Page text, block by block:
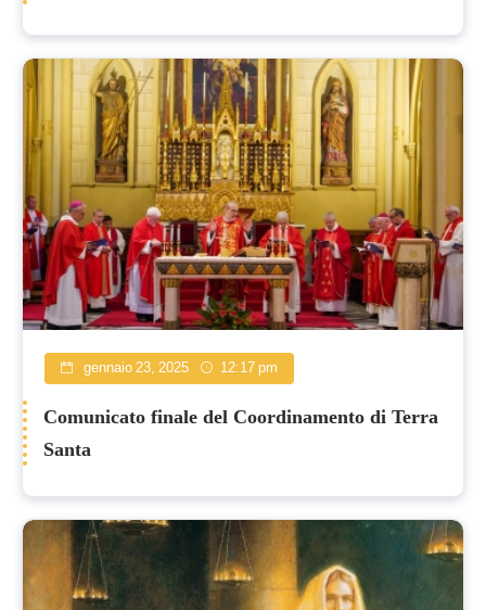
gennaio 23, 2025 12:17 pm
Comunicato finale del Coordinamento di Terra
Santa